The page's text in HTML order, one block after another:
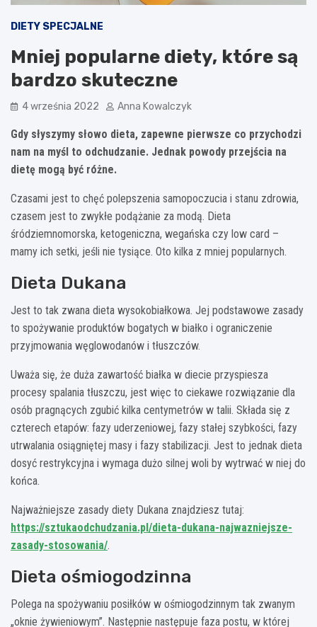
DIETY SPECJALNE
Mniej popularne diety, które są
bardzo skuteczne
4 września 2022 Anna Kowalczyk
Gdy słyszymy słowo dieta, zapewne pierwsze co przychodzi
nam na myśl to odchudzanie. Jednak powody przejścia na
dietę mogą być różne.
Czasami jest to chęć polepszenia samopoczucia i stanu zdrowia,
czasem jest to zwykłe podążanie za modą. Dieta
śródziemnomorska, ketogeniczna, wegańska czy low card –
mamy ich setki, jeśli nie tysiące. Oto kilka z mniej popularnych.
Dieta Dukana
Jest to tak zwana dieta wysokobiałkowa. Jej podstawowe zasady
to spożywanie produktów bogatych w białko i ograniczenie
przyjmowania węglowodanów i tłuszczów.
Uważa się, że duża zawartość białka w diecie przyspiesza
procesy spalania tłuszczu, jest więc to ciekawe rozwiązanie dla
osób pragnących zgubić kilka centymetrów w talii. Składa się z
czterech etapów: fazy uderzeniowej, fazy stałej szybkości, fazy
utrwalania osiągniętej masy i fazy stabilizacji. Jest to jednak dieta
dosyć restrykcyjna i wymaga dużo silnej woli by wytrwać w niej do
końca.
Najważniejsze zasady diety Dukana znajdziesz tutaj:
https://sztukaodchudzania.pl/dieta-dukana-najwazniejsze-
zasady-stosowania/.
Dieta ośmiogodzinna
Polega na spożywaniu posiłków w ośmiogodzinnym tak zwanym
„oknie żywieniowym”. Następnie następuje faza postu, w której